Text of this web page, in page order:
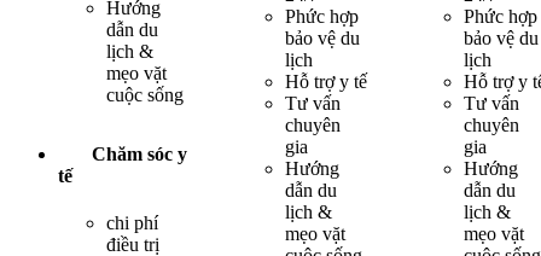
Hướng
dẫn du
lịch &
mẹo vặt
cuộc sống
Chăm sóc y
tế
chi phí
điều trị
Phức hợp
bảo vệ du
lịch
Hỗ trợ y tế
Tư vấn
chuyên
gia
Hướng
dẫn du
lịch &
mẹo vặt
Phức hợp
bảo vệ du
lịch
Hỗ trợ y
Tư vấn
chuyên
gia
Hướng
dẫn du
lịch &
mẹo vặt